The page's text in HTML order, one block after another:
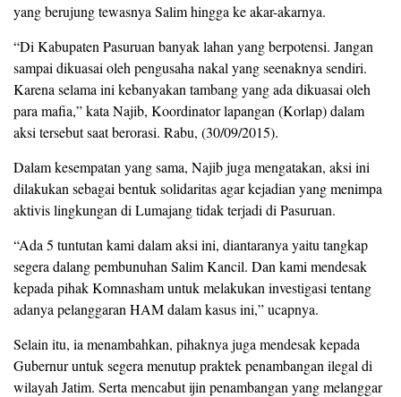
yang berujung tewasnya Salim hingga ke akar-akarnya.
“Di Kabupaten Pasuruan banyak lahan yang berpotensi. Jangan
sampai dikuasai oleh pengusaha nakal yang seenaknya sendiri.
Karena selama ini kebanyakan tambang yang ada dikuasai oleh
para mafia,” kata Najib, Koordinator lapangan (Korlap) dalam
aksi tersebut saat berorasi. Rabu, (30/09/2015).
Dalam kesempatan yang sama, Najib juga mengatakan, aksi ini
dilakukan sebagai bentuk solidaritas agar kejadian yang menimpa
aktivis lingkungan di Lumajang tidak terjadi di Pasuruan.
“Ada 5 tuntutan kami dalam aksi ini, diantaranya yaitu tangkap
segera dalang pembunuhan Salim Kancil. Dan kami mendesak
kepada pihak Komnasham untuk melakukan investigasi tentang
adanya pelanggaran HAM dalam kasus ini,” ucapnya.
Selain itu, ia menambahkan, pihaknya juga mendesak kepada
Gubernur untuk segera menutup praktek penambangan ilegal di
wilayah Jatim. Serta mencabut ijin penambangan yang melanggar